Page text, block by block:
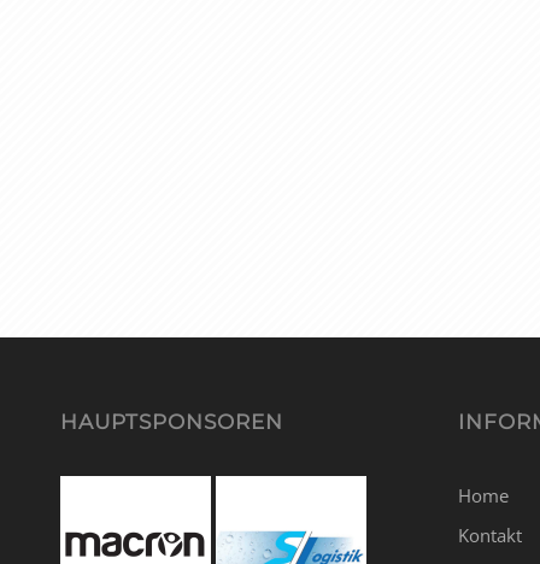
HAUPTSPONSOREN
Home
Kontakt